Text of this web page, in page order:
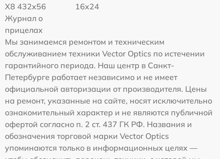
X8 432x56
16x24
Журнал о
прицелах
Мы занимаемся ремонтом и техническим
обслуживанием техники Vector Optics по истечении
гарантийного периода. Наш центр в Санкт-
Петербурге работает независимо и не имеет
официальной авторизации от производителя. Цены
на ремонт, указанные на сайте, носят исключительно
ознакомительный характер и не являются публичной
офертой согласно п. 2 ст. 437 ГК РФ. Названия и
обозначения торговой марки Vector Optics
упоминаются только в информационных целях —